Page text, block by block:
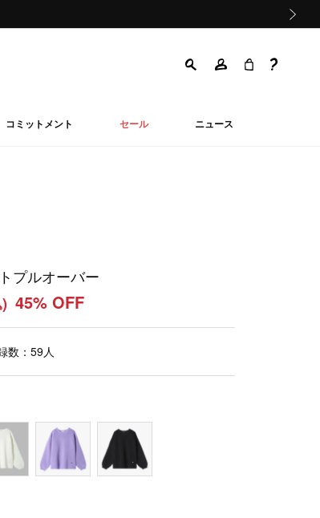
コミットメント セール ニュース
プルオーバー
45% OFF
数：59人